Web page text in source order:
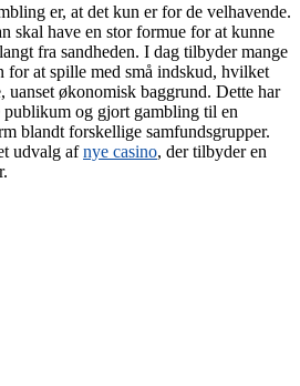
er, at det kun er for de velhavende.
skal have en stor formue for at kunne
fra sandheden. I dag tilbyder mange
for at spille med små indskud, hvilket
økonomisk baggrund. Dette har
publikum og gjort gambling til en
blandt forskellige samfundsgrupper.
udvalg afnye casino, der tilbyder en